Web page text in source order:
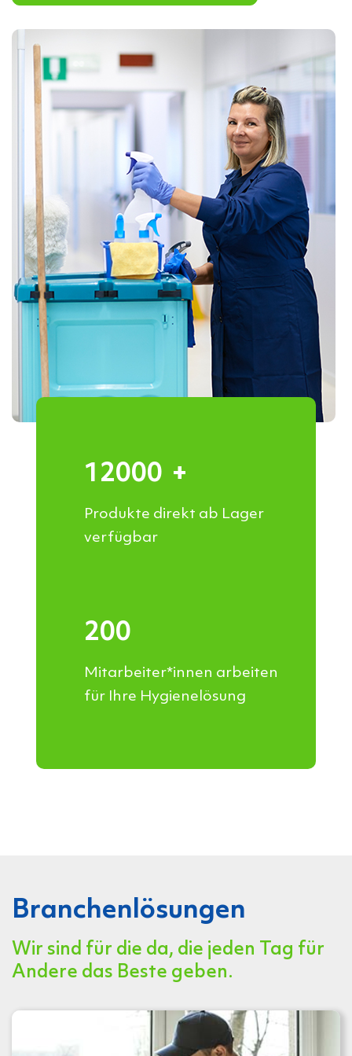
12000 +
Produkte direkt ab Lager
verfügbar
200
Mitarbeiter*innen arbeiten
für Ihre Hygienelösung
Branchenlösungen
Wir sind für die da, die jeden Tag für
Andere das Beste geben.